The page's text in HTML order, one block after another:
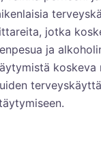
jotka
ja